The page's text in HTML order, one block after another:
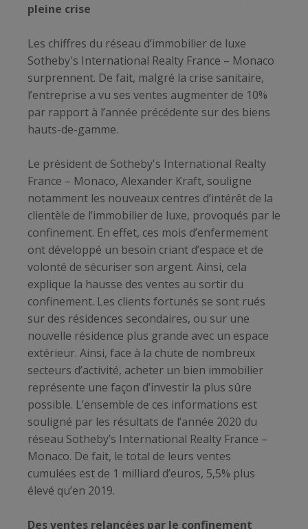
pleine crise
Les chiffres du réseau d’immobilier de luxe
Sotheby's International Realty France – Monaco
surprennent. De fait, malgré la crise sanitaire,
l’entreprise a vu ses ventes augmenter de 10%
par rapport à l’année précédente sur des biens
hauts-de-gamme.
Le président de Sotheby's International Realty
France – Monaco, Alexander Kraft, souligne
notamment les nouveaux centres d’intérêt de la
clientèle de l’immobilier de luxe, provoqués par le
confinement. En effet, ces mois d’enfermement
ont développé un besoin criant d’espace et de
volonté de sécuriser son argent. Ainsi, cela
explique la hausse des ventes au sortir du
confinement. Les clients fortunés se sont rués
sur des résidences secondaires, ou sur une
nouvelle résidence plus grande avec un espace
extérieur. Ainsi, face à la chute de nombreux
secteurs d’activité, acheter un bien immobilier
représente une façon d’investir la plus sûre
possible. L’ensemble de ces informations est
souligné par les résultats de l’année 2020 du
réseau Sotheby’s International Realty France –
Monaco. De fait, le total de leurs ventes
cumulées est de 1 milliard d’euros, 5,5% plus
élevé qu’en 2019.
Des ventes relancées par le confinement